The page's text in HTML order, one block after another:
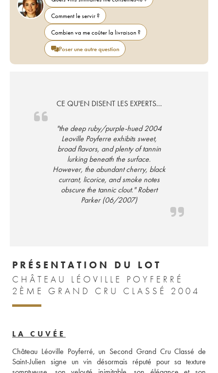
Comment le servir ?
Combien va me coûter la livraison ?
Poser une autre question
CE QU'EN DISENT LES EXPERTS...
"the deep ruby/purple-hued 2004
Leoville Poyferre exhibits sweet,
broad flavors, and plenty of tannin
lurking beneath the surface.
However, the abundant cherry, black
currant, licorice, and smoke notes
obscure the tannic clout." Robert
Parker (06/2007)
PRÉSENTATION DU LOT
CHÂTEAU LÉOVILLE POYFERRÉ
2ÈME GRAND CRU CLASSÉ 2004
LA CUVÉE
Château Léoville Poyferré, un Second Grand Cru Classé de
Saint-Julien signe un vin désormais réputé pour sa texture